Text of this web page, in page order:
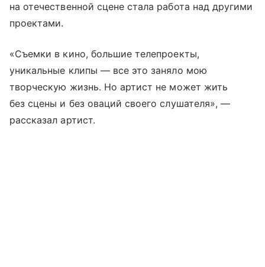
на отечественной сцене стала работа над другими
проектами.
«Съемки в кино, большие телепроекты,
уникальные клипы — все это заняло мою
творческую жизнь. Но артист не может жить
без сцены и без оваций своего слушателя», —
рассказал артист.